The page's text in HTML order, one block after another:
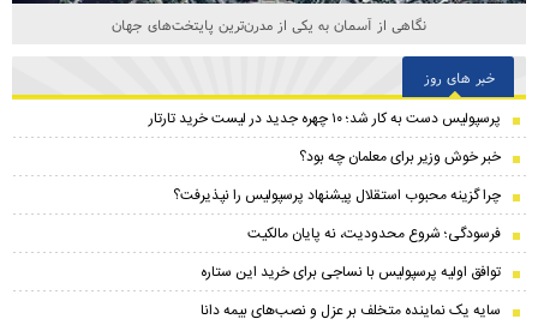
نگاهی از آسمان به یکی از مدرن‌ترین پایتخت‌های جهان
خبر های روز
پرسپولیس دست به کار شد؛ ۱۰ چهره جدید در لیست خرید تارتار
خبر خوش وزیر برای معلمان چه بود؟
چرا گزینه محبوب استقلال پیشنهاد پرسپولیس را نپذیرفت؟
فرسودگی؛ شروع محدودیت، نه پایان مالکیت
توافق اولیه پرسپولیس با نساجی برای خرید این ستاره
سایه یک نماینده متخلف بر عزل و نصب‌های بیمه دانا